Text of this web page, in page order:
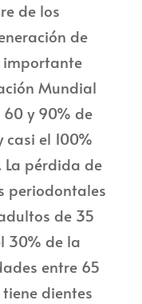
de los
de
importante
Mundial
60 y 90% de
el 100%
pérdida de
periodontales
de 35
30% de la
entre 65
dientes